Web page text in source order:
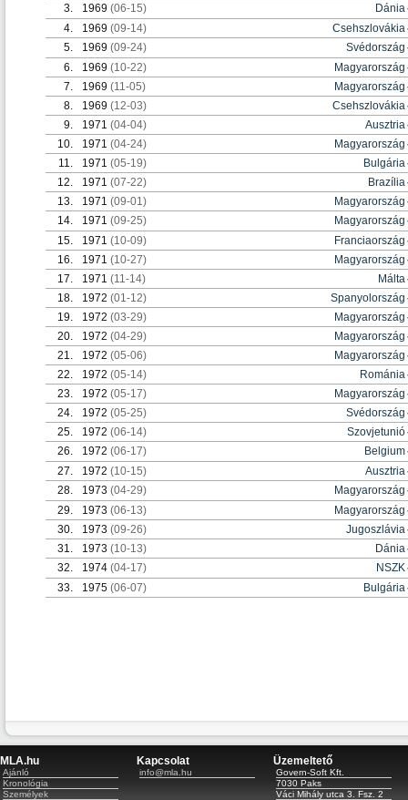
3.
1969 (06-15) Dánia
4.
1969 (09-14) Csehszlovákia
5.
1969 (09-24) Svédország
6.
1969 (10-22) Magyarország
7.
1969 (11-05) Magyarország
8.
1969 (12-03) Csehszlovákia
9.
1971 (04-04) Ausztria
10.
1971 (04-24) Magyarország
11.
1971 (05-19) Bulgária
12.
1971 (07-22) Brazília
13.
1971 (09-01) Magyarország
14.
1971 (09-25) Magyarország
15.
1971 (10-09) Franciaország
16.
1971 (10-27) Magyarország
17.
1971 (11-14) Málta
18.
1972 (01-12) Spanyolország
19.
1972 (03-29) Magyarország
20.
1972 (04-29) Magyarország
21.
1972 (05-06) Magyarország
22.
1972 (05-14) Románia
23.
1972 (05-17) Magyarország
24.
1972 (05-25) Svédország
25.
1972 (06-14) Szovjetunió
26.
1972 (06-17) Belgium
27.
1972 (10-15) Ausztria
28.
1973 (04-29) Magyarország
29.
1973 (06-13) Magyarország
30.
1973 (09-26) Jugoszlávia
31.
1973 (10-13) Dánia
32.
1974 (04-17) NSZK
33.
1975 (06-07) Bulgária
MLA.hu
Ajánló
Kronológia
Személyek
Kapcsolat
info@mla.hu
Üzemeltető
Govern-Soft Kft.
7030 Paks
Váci Mihály utca 3. Fsz. 2